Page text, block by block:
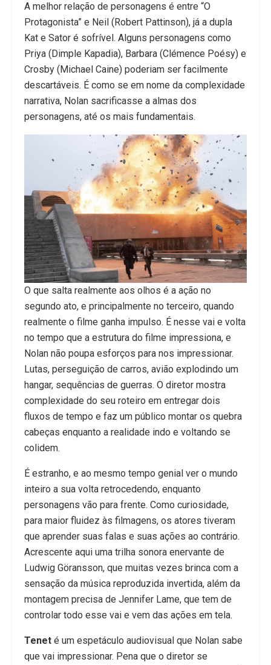
A melhor relação de personagens é entre “O
Protagonista” e Neil (Robert Pattinson), já a dupla
Kat e Sator é sofrível. Alguns personagens como
Priya (Dimple Kapadia), Barbara (Clémence Poésy) e
Crosby (Michael Caine) poderiam ser facilmente
descartáveis. É como se em nome da complexidade
narrativa, Nolan sacrificasse a almas dos
personagens, até os mais fundamentais.
O que salta realmente aos olhos é a ação no
segundo ato, e principalmente no terceiro, quando
realmente o filme ganha impulso. É nesse vai e volta
no tempo que a estrutura do filme impressiona, e
Nolan não poupa esforços para nos impressionar.
Lutas, perseguição de carros, avião explodindo um
hangar, sequências de guerras. O diretor mostra
complexidade do seu roteiro em entregar dois
fluxos de tempo e faz um público montar os quebra
cabeças enquanto a realidade indo e voltando se
colidem.
É estranho, e ao mesmo tempo genial ver o mundo
inteiro a sua volta retrocedendo, enquanto
personagens vão para frente. Como curiosidade,
para maior fluidez às filmagens, os atores tiveram
que aprender suas falas e suas ações ao contrário.
Acrescente aqui uma trilha sonora enervante de
Ludwig Göransson, que muitas vezes brinca com a
sensação da música reproduzida invertida, além da
montagem precisa de Jennifer Lame, que tem de
controlar todo esse vai e vem das ações em tela.
Tenet é um espetáculo audiovisual que Nolan sabe
que vai impressionar. Pena que o diretor se